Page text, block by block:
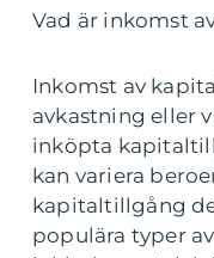
Vad är inkomst
Inkomst av
avkastning eller
inköpta
kan variera
kapitaltillgång
populära typer